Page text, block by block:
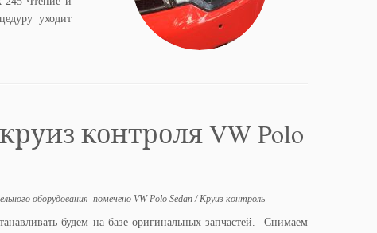
уходит
контроля VW Polo
оборудования помечено VW Polo Sedan/Круиз контроль
будем на базе оригинальных запчастей. Снимаем